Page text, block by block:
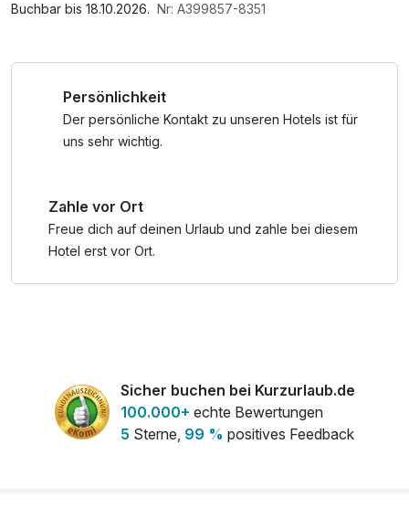
-) Absperrbare Fahrradboxen mit Auflademöglichkeit
-) Werkstatt-Ecke mit Radwerkzeug für Wartungs- und
Reparaturarbeiten
-) Bike-Info-Corner: Übersichtskarte, Radkarte,
-) Möglichkeit zur Gebäckaufbewahrung und duschen am
Abreisetag
-) Roadbiker-Stammtisch
Saunabenutzung, Saunatuch, Leihbademantel, Parkplatz,
Buchbar bis 18.10.2026. Nr: A399857-8351
Persönlichkeit
Der persönliche Kontakt zu unseren Hotels ist für
uns sehr wichtig.
Zahle vor Ort
Freue dich auf deinen Urlaub und zahle bei diesem
Hotel erst vor Ort.
Sicher buchen bei Kurzurlaub.de
100.000+ echte Bewertungen
5 Sterne, 99 % positives Feedback